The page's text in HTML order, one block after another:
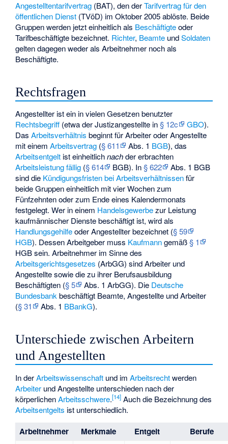
Angestelltentarifvertrag (BAT), den derTarifvertrag für den
öffentlichen Dienst (TVöD) im Oktober 2005 ablöste. Beide
Gruppen werden jetzt einheitlich als Beschäftigteoder
Tarifbeschäftigte bezeichnet. Richter, Beamte undSoldaten
gelten dagegen weder als Arbeitnehmer noch als
Beschäftigte.
Rechtsfragen
Angestellter ist ein in vielen Gesetzen benutzter
Rechtsbegriff (etwa derJustizangestellte in§ 12c GBO).
DasArbeitsverhältnis beginnt für Arbeiter oder Angestellte
mit einemArbeitsvertrag (§ 611 Abs. 1 BGB), das
Arbeitsentgelt ist einheitlichnachder erbrachten
Arbeitsleistung fällig (§ 614 BGB). In§ 622
Abs. 1 BGB
sind die Kündigungsfristen bei Arbeitsverhältnissenfür
beide Gruppen einheitlich mit vier Wochen zum
Fünfzehnten oder zum Ende eines Kalendermonats
festgelegt. Wer in einem Handelsgewerbezur Leistung
kaufmännischer Dienste beschäftigt ist, wird als
Handlungsgehilfeoder Angestellter bezeichnet (§ 59
HGB). Dessen Arbeitgeber muss Kaufmanngemäß§ 1
HGB sein. Arbeitnehmer im Sinne des
Arbeitsgerichtsgesetzes (ArbGG) sind Arbeiter und
Angestellte sowie die zu ihrer Berufsausbildung
Beschäftigten (§ 5 Abs. 1 ArbGG). Die Deutsche
Bundesbankbeschäftigt Beamte, Angestellte und Arbeiter
(§ 31 Abs. 1 BBankG).
Unterschiede zwischen Arbeitern
und Angestellten
In derArbeitswissenschaft und imArbeitsrechtwerden
Arbeiter und Angestellte unterschieden nach der
körperlichenArbeitsschwere.[14] Auch die Bezeichnung des
Arbeitsentgelts ist unterschiedlich.
Arbeitnehmer Merkmale Entgelt Berufe